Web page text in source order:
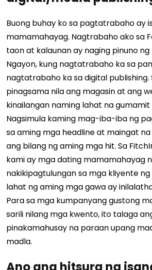
Buong buhay ko sa pagtatrabaho ay
mamamahayag. Nagtrabaho ako sa
taon at kalaunan ay naging pinuno ng
Ngayon, kung nagtatrabaho ka sa
nagtatrabaho ka sa digital publishing.
pinagsama nila ang magasin at ang
kinailangan naming lahat na gumamit
Nagsimula kaming mag-iba-iba ng
sa aming mga headline at maingat
ang bilang ng aming mga hit. Sa
kami ay mga dating mamamahayag
nakikipagtulungan sa mga kliyente
lahat ng aming mga gawa ay
Para sa mga kumpanyang gustong
sarili nilang mga kwento, ito talaga
pinakamahusay na paraan upang
madla.